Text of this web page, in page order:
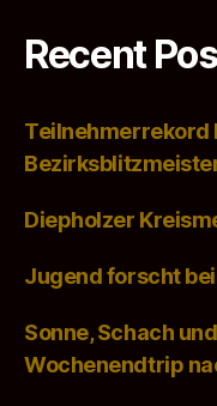
Recent
Teilnehmerrekord
Diepholzer
Jugend forscht
Sonne, Schach
Wochenendtrip